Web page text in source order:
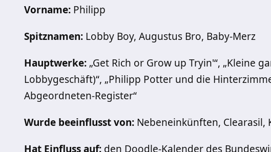
Vorname: Philipp
Spitznamen: Lobby Boy, Augustus Bro, Baby-Merz
Hauptwerke: „Get Rich or Grow up Tryin'“, „Kleine
Lobbygeschäft)“, „Philipp Potter und die
Abgeordneten-Register“
Wurde beeinflusst von: Nebeneinkünften,
Hat Einfluss auf: den Doodle-Kalender des